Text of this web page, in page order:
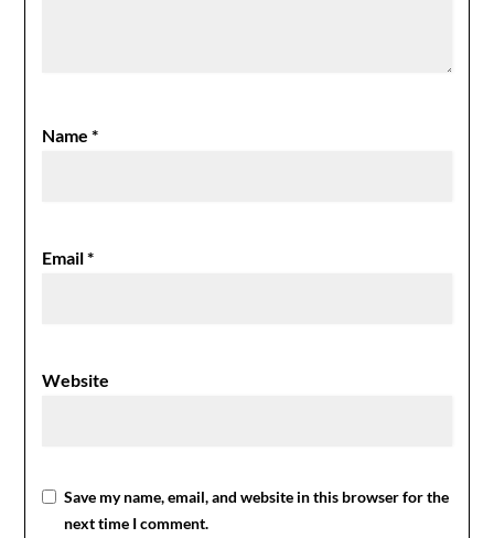
Name*
Email*
Website
Save my name, email, and website in this browser for the
next time I comment.